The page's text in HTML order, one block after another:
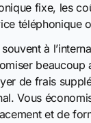
fixe, les
téléphonique
à
beaucoup
de frais
Vous
et de